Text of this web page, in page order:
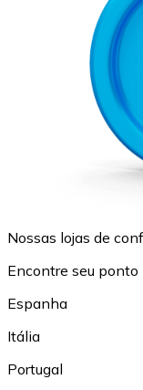
Nossas lojas de
Encontre seu
Espanha
Itália
Portugal